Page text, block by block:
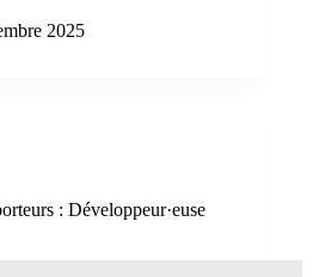
2025
: Développeur·euse